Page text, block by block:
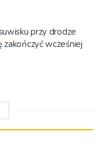
przy drodze
wcześniej